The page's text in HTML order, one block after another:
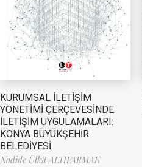
KURUMSAL İLETİŞİM
YÖNETİMİ ÇERÇEVESİNDE
İLETİŞİM UYGULAMALARI:
KONYA BÜYÜKŞEHİR
BELEDİYESİ
Nadide Ülkü ALTIPARMAK